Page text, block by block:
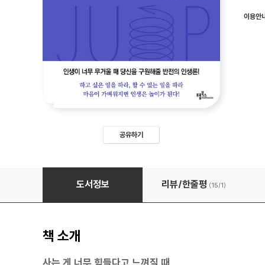
공유하기
이용안
어차피 죽는다 어떻게 살 것인가
도서정보 리뷰/한줄평 (15/1)
책 소개